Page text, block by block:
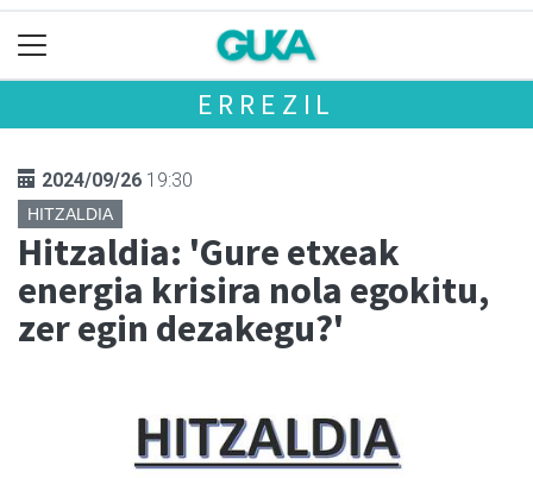
ERREZIL
2024/09/26 19:30
HITZALDIA
Hitzaldia: 'Gure etxeak
energia krisira nola egokitu,
zer egin dezakegu?'